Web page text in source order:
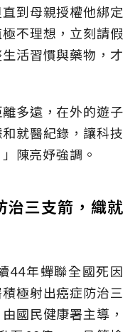
到母親授權他綁定
不理想，立刻請假
活習慣與藥物，才
多遠，在外的遊子
就醫紀錄，讓科技
陳亮妤強調。
治三支箭，織就
44年蟬聯全國死因
極射出癌症防治三
國民健康署主導，